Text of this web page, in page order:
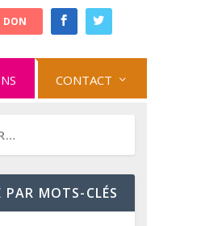
DON
CONTACT
PAR MOTS-CLÉS